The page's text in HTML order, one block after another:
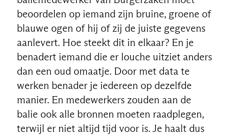
beoordelen op iemand zijn bruine, groene of
blauwe ogen of hij of zij de juiste gegevens
aanlevert. Hoe steekt dit in elkaar? En je
benadert iemand die er louche uitziet anders
dan een oud omaatje. Door met data te
werken benader je iedereen op dezelfde
manier. En medewerkers zouden aan de
balie ook alle bronnen moeten raadplegen,
terwijl er niet altijd tijd voor is. Je haalt dus